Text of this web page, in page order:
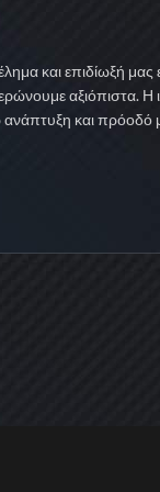
και επιδίωξή μας
αξιόπιστα. Η
ανάπτυξη και πρόοδό